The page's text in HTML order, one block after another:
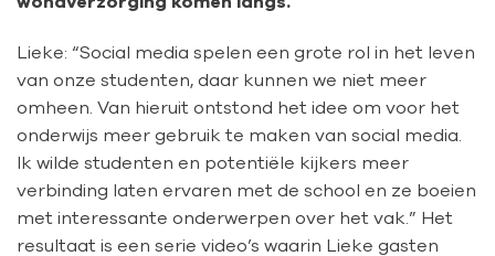
Lieke: “Social media spelen een grote rol in het leven
van onze studenten, daar kunnen we niet meer
omheen. Van hieruit ontstond het idee om voor het
onderwijs meer gebruik te maken van social media.
Ik wilde studenten en potentiële kijkers meer
verbinding laten ervaren met de school en ze boeien
met interessante onderwerpen over het vak.” Het
resultaat is een serie video’s waarin Lieke gasten